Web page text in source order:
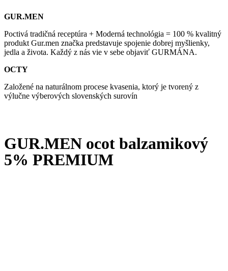
GUR.MEN
Poctivá tradičná receptúra + Moderná technológia = 100 % kvalitný
produkt Gur.men značka predstavuje spojenie dobrej myšlienky,
jedla a života. Každý z nás vie v sebe objaviť GURMÁNA.
OCTY
Založené na naturálnom procese kvasenia, ktorý je tvorený z
výlučne výberových slovenských surovín
GUR.MEN ocot balzamikový
5% PREMIUM